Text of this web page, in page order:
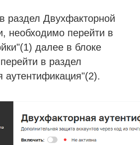
раздел Двухфакторной
необходимо перейти в
далее в блоке
в раздел
аутентификация"(2).